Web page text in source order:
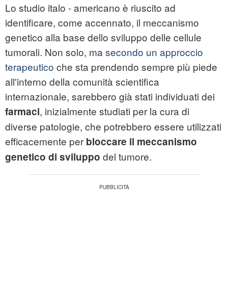
Lo studio italo - americano è riuscito ad
identificare, come accennato, il meccanismo
genetico alla base dello sviluppo delle cellule
tumorali. Non solo, ma secondo un approccio
terapeutico che sta prendendo sempre più piede
all'interno della comunità scientifica
internazionale, sarebbero già stati individuati dei
farmaci, inizialmente studiati per la cura di
diverse patologie, che potrebbero essere utilizzati
efficacemente per bloccare il meccanismo
genetico di sviluppo del tumore.